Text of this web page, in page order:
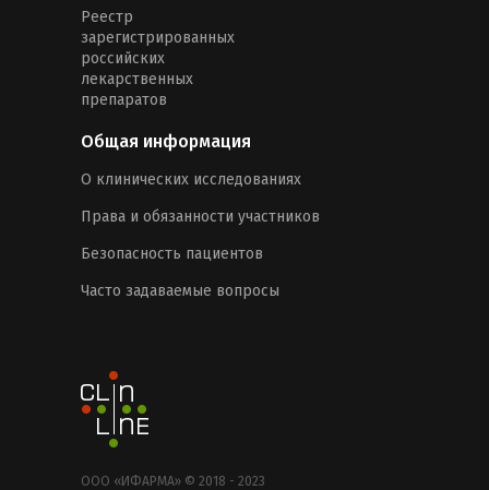
Реестр
зарегистрированных
российских
лекарственных
препаратов
Общая информация
О клинических исследованиях
Права и обязанности участников
Безопасность пациентов
Часто задаваемые вопросы
ООО «ИФАРМА» © 2018 - 2023